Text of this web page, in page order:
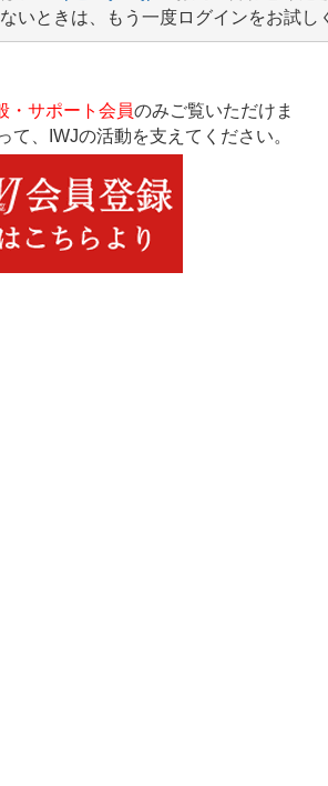
いときは、もう一度ログインをお試し
・サポート会員のみご覧いただけま
て、IWJの活動を支えてください。